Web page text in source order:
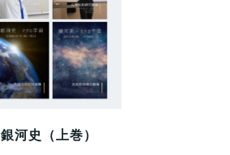
銀河史（上巻）